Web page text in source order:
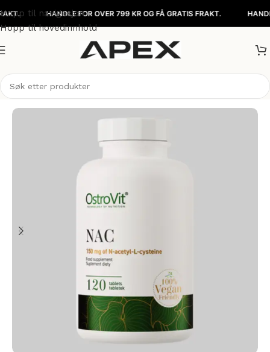
HANDLE FOR OVER 799 KR OG FÅ GRATIS FRAKT. HANDLE
Hopp til navigasjon
Hopp til hovedinnhold
Kosttilskudd